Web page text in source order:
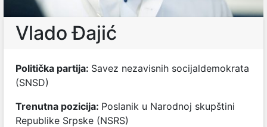
Vlado Đajić
Politička partija: Savez nezavisnih socijaldemokrata
(SNSD)
Trenutna pozicija: Poslanik u Narodnoj skupštini
Republike Srpske (NSRS)